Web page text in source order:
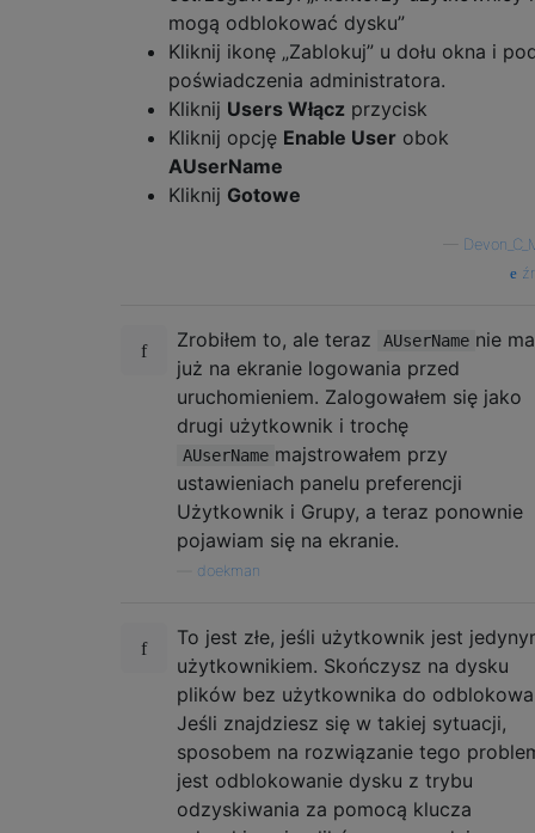
mogą odblokować dysku”
Kliknij ikonę „Zablokuj” u dołu okna i
poświadczenia administratora.
Kliknij Users Włącz przycisk
Kliknij opcję Enable User obok
AUserName
Kliknij Gotowe
Zrobiłem to, ale teraz AUserName nie
już na ekranie logowania przed
uruchomieniem. Zalogowałem się jako
drugi użytkownik i trochę
AUserName majstrowałem przy
ustawieniach panelu preferencji
Użytkownik i Grupy, a teraz ponownie
pojawiam się na ekranie.
doekman
To jest złe, jeśli użytkownik jest
użytkownikiem. Skończysz na dysku
plików bez użytkownika do
Jeśli znajdziesz się w takiej sytuacji,
sposobem na rozwiązanie tego
jest odblokowanie dysku z trybu
odzyskiwania za pomocą klucza